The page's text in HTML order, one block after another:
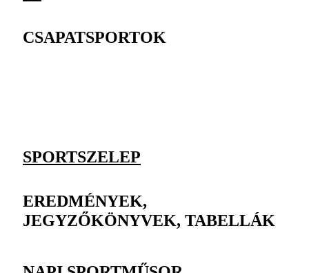
CSAPATSPORTOK
SPORTSZELEP
EREDMÉNYEK,
JEGYZŐKÖNYVEK, TABELLÁK